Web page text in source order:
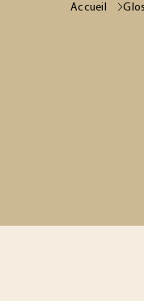
Accueil